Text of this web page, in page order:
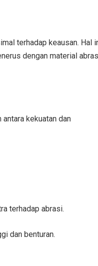
terhadap keausan. Hal
dengan material
kekuatan dan
terhadap abrasi.
dan benturan.